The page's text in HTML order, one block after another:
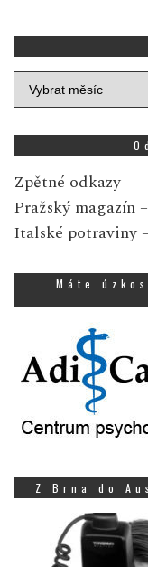
Archiv
zpráv
Zpětné odkazy
Pražský magazín
Italské potraviny
Máte
Z Brna do